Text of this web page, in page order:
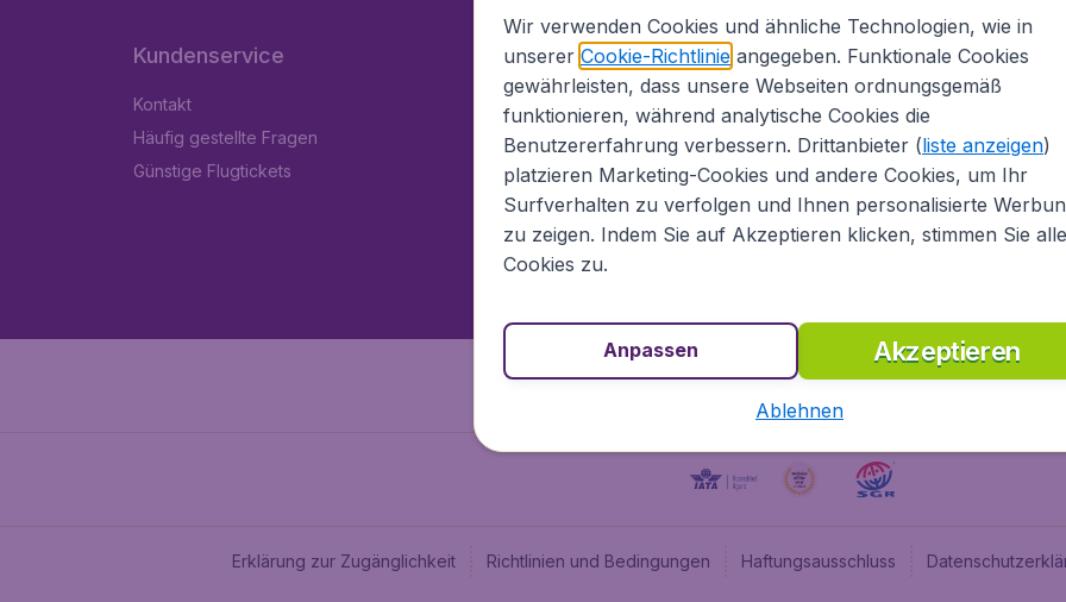
Kundenservice
Kontakt
Häufig gestellte Fragen
Günstige Flugtickets
Flugladen.at
Über Flugladen.at
Rechtliche Informationen
Impressum
Partnerprogramm
Stellenangebote
Erklärung zur Zugänglichkeit Richtlinien und Bedingungen Haftungsausschluss
Wir verwenden Cookies und ähnliche Technologien, wie in
unserer Cookie-Richtlinieangegeben. Funktionale Cookies
gewährleisten, dass unsere Webseiten ordnungsgemäß
funktionieren, während analytische Cookies die
Benutzererfahrung verbessern. Drittanbieter (liste anzeigen)
platzieren Marketing-Cookies und andere Cookies, um Ihr
Surfverhalten zu verfolgen und Ihnen personalisierte
zu zeigen. Indem Sie auf Akzeptieren klicken, stimmen Sie
Cookies zu.
Akzeptieren
Anpassen
Ablehnen